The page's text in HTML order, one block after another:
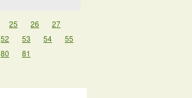
25 26
27
52 53 54
55
80 81